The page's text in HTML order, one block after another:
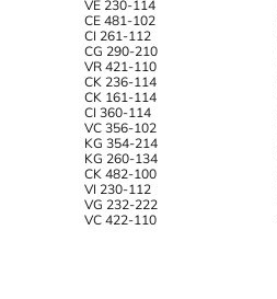
VE 230-114
CE 481-102
CI 261-112
CG 290-210
VR 421-110
CK 236-114
CK 161-114
CI 360-114
VC 356-102
KG 354-214
KG 260-134
CK 482-100
VI 230-112
VG 232-222
VC 422-110